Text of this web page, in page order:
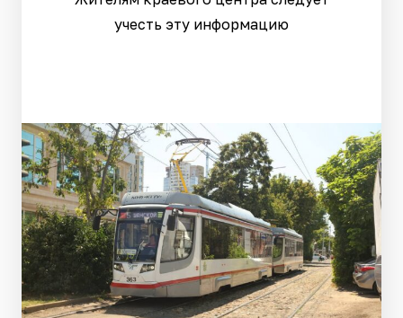
учесть эту информацию